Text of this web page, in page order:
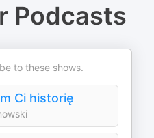
Podcasts
to these shows.
Ci historię